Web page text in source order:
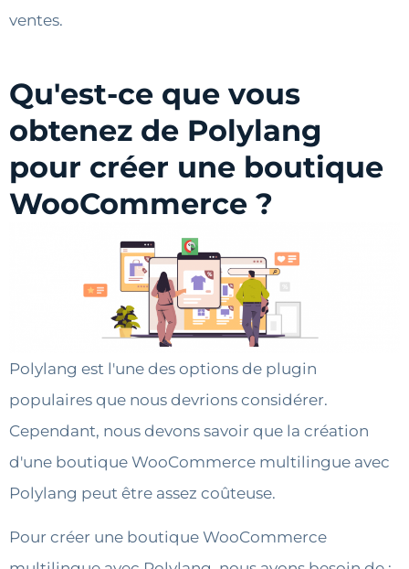
ventes.
Qu'est-ce que vous
obtenez de Polylang
pour créer une boutique
WooCommerce ?
Polylang est l'une des options de plugin
populaires que nous devrions considérer.
Cependant, nous devons savoir que la création
d'une boutique WooCommerce multilingue avec
Polylang peut être assez coûteuse.
Pour créer une boutique WooCommerce